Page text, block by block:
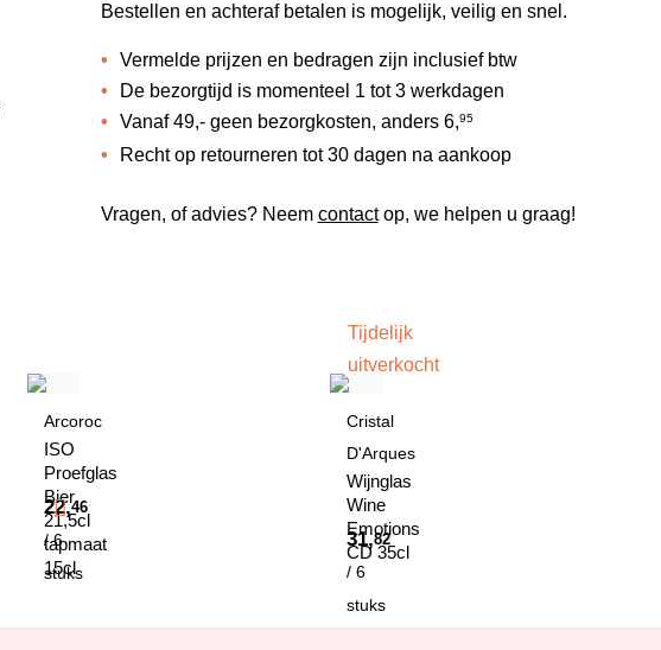
Bestellen en achteraf betalen is mogelijk, veilig en snel.
Vermelde prijzen en bedragen zijn inclusief btw
De bezorgtijd is momenteel 1 tot 3 werkdagen
Vanaf 49,- geen bezorgkosten, anders 6,95
Recht op retourneren tot 30 dagen na aankoop
Vragen, of advies? Neem contactop, we helpen u graag!
Arcoroc
ISO
Proefglas
Bier
21,5cl
tapmaat
15cl
22,46
/ 6
stuks
Tijdelijk
uitverkocht
Cristal
D'Arques
Wijnglas
Wine
Emotions
CD 35cl
31,82
/ 6
stuks